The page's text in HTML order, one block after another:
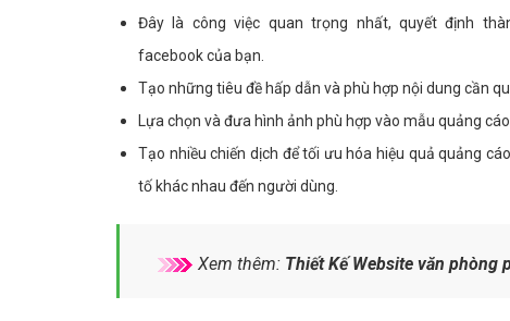
Đây là công việc quan trọng nhất, quyết định
facebook của bạn.
Tạo những tiêu đề hấp dẫn và phù hợp nội dung cần
Lựa chọn và đưa hình ảnh phù hợp vào mẫu quảng
Tạo nhiều chiến dịch để tối ưu hóa hiệu quả quảng
tố khác nhau đến người dùng.
Xem thêm: Thiết Kế Website văn phòng